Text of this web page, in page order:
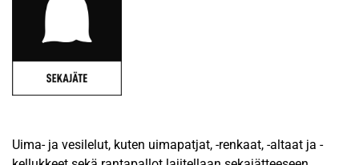
Uima- ja vesilelut, kuten uimapatjat, -renkaat, -altaat ja -